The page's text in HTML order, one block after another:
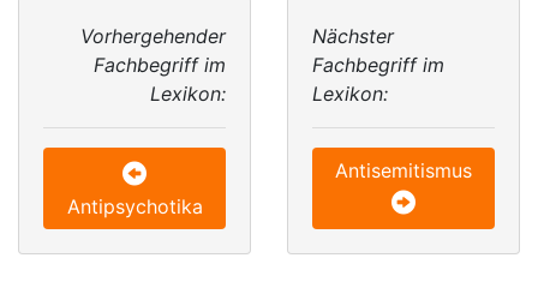
Vorhergehender
Fachbegriff im
Lexikon:
Antipsychotika
Nächster
Fachbegriff im
Lexikon:
Antisemitismus